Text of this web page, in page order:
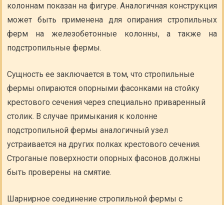
колоннам показан на фигуре. Аналогичная конструкция
может быть применена для опирания стропильных
ферм на железобетонные колонны, а также на
подстропильные фермы.
Сущность ее заключается в том, что стропильные
фермы опираются опорными фасонками на стойку
крестового сечения через специально приваренный
столик. В случае примыкания к колонне
подстропильной фермы аналогичный узел
устраивается на других полках крестового сечения.
Строганые поверхности опорных фасонов должны
быть проверены на смятие.
Шарнирное соединение стропильной фермы с